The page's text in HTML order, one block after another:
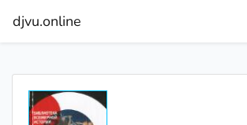
djvu.online